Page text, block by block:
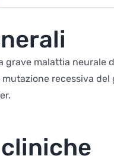
grave malattia
recessiva